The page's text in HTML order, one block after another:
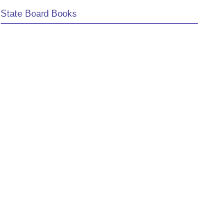
State Board Books